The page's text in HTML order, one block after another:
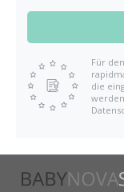
Für
die